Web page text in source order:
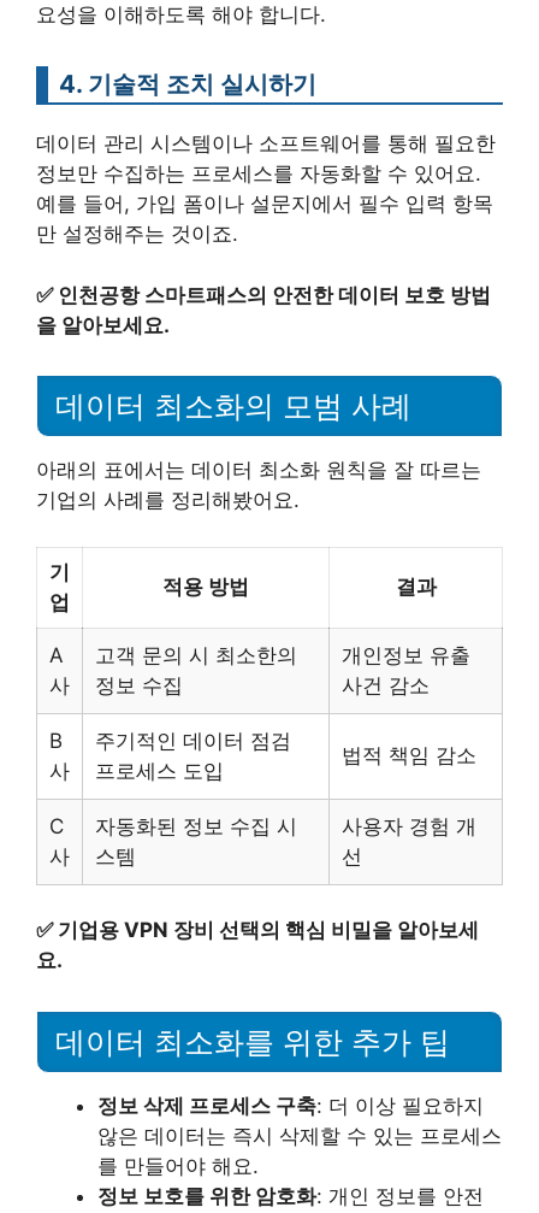
요성을 이해하도록 해야 합니다.
4. 기술적 조치 실시하기
데이터 관리 시스템이나 소프트웨어를 통해 필요한
정보만 수집하는 프로세스를 자동화할 수 있어요.
예를 들어, 가입 폼이나 설문지에서 필수 입력 항목
만 설정해주는 것이죠.
✅ 인천공항 스마트패스의 안전한 데이터 보호 방법
을 알아보세요.
데이터 최소화의 모범 사례
아래의 표에서는 데이터 최소화 원칙을 잘 따르는
기업의 사례를 정리해봤어요.
기
업
적용 방법 결과
A
사
고객 문의 시 최소한의
정보 수집
개인정보 유출
사건 감소
B
사
주기적인 데이터 점검
프로세스 도입
법적 책임 감소
C
사
자동화된 정보 수집 시
스템
사용자 경험 개
선
✅ 기업용 VPN 장비 선택의 핵심 비밀을 알아보세
요.
데이터 최소화를 위한 추가 팁
정보 삭제 프로세스 구축: 더 이상 필요하지
않은 데이터는 즉시 삭제할 수 있는 프로세스
를 만들어야 해요.
정보 보호를 위한 암호화: 개인 정보를 안전